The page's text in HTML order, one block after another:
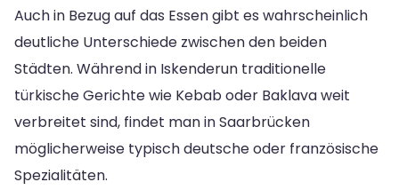
Auch in Bezug auf das Essen gibt es wahrscheinlich
deutliche Unterschiede zwischen den beiden
Städten. Während in Iskenderun traditionelle
türkische Gerichte wie Kebab oder Baklava weit
verbreitet sind, findet man in Saarbrücken
möglicherweise typisch deutsche oder französische
Spezialitäten.